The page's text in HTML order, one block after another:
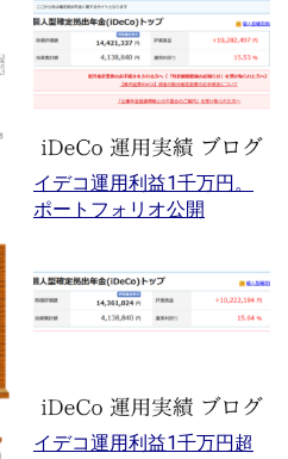
イデコ運用利益1千万円。
ポートフォリオ公開
イデコ運用利益1千万円超